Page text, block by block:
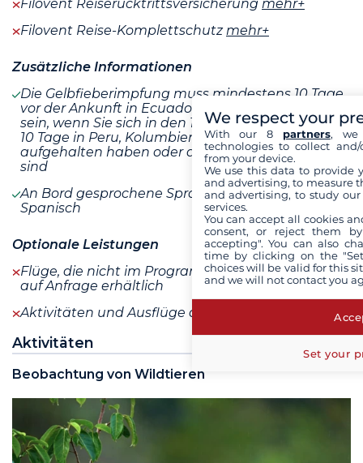
Filovent Reiserücktrittsversicherung mehr+
Filovent Reise-Komplettschutzmehr+
Zusätzliche Informationen
Die Gelbfieberimpfung muss mindestens 10 Tage
vor der Ankunft in Ecuador verabreicht worden
sein, wenn Sie sich in den 10 Tagen zuvor mehr als
10 Tage in Peru, Kolumbien, Bolivien oder Brasilien
aufgehalten haben oder durch Brasilien gereist
sind
An Bord gesprochene Sprachen: Englisch und
Spanisch
Optionale Leistungen
Flüge, die nicht im Programm enthalten sind, sind
auf Anfrage erhältlich
Aktivitäten und Ausflüge auf Anfrage
Aktivitäten
Beobachtung von Wildtieren
We respect your
With our 8 partners, we
technologies to collect
from your device.
We use this data to provide
and advertising, to measure
and advertising, to study
services.
You can accept all cookies
consent, or reject them
accepting". You can also
time by clicking on the
choices will be valid for this
and we will not contact you
Set your